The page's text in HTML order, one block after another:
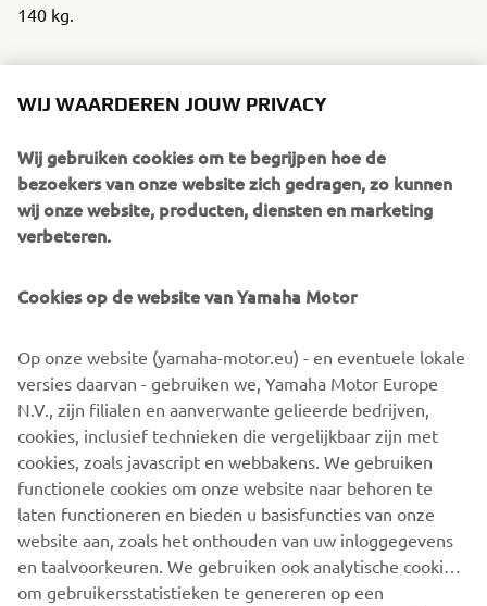
140 kg.
2016 WOLVERINE-R
©Yamaha Motor Europe N.V. / Yamaha Motor Co., Ltd.
mogen nooit worden gebruikt voor commerciële of niet-
commerciële doeleinden zonder de uitdrukkelijke
schriftelijke toestemming van Yamaha Motor Europe N.V.
en/of Yamaha Motor Co., Ltd.
Rijd altijd op een veilige manier en volg alle plaatselijke
verkeersregels op.
WIJ WAARDEREN JOUW PRIVACY
Wij gebruiken cookies om te begrijpen hoe de
bezoekers van onze website zich gedragen, zo kunnen
wij onze website, producten, diensten en marketing
verbeteren.
Cookies op de website van Yamaha Motor
Op onze website (yamaha-motor.eu) - en eventuele lokale
versies daarvan - gebruiken we, Yamaha Motor Europe
N.V., zijn filialen en aanverwante gelieerde bedrijven,
cookies, inclusief technieken die vergelijkbaar zijn met
cookies, zoals javascript en webbakens. We gebruiken
functionele cookies om onze website naar behoren te
laten functioneren en bieden u basisfuncties van onze
website aan, zoals het onthouden van uw inloggegevens
en taalvoorkeuren. We gebruiken ook analytische cookies
om gebruikersstatistieken te genereren op een